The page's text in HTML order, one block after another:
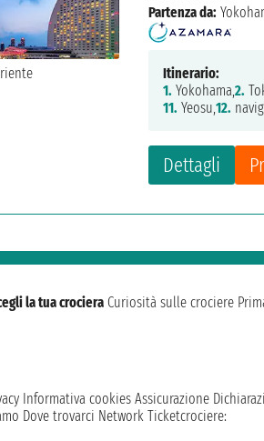
Dettagli
Partenza da:
Itinerario:
1. Yokohama,2.
11. Yeosu,12.
la tua crociera Curiosità sulle crociere
Informativa cookies Assicurazione
Dove trovarci Network Ticketcrociere: